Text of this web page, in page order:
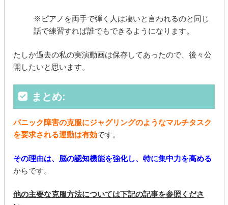
※ピアノを両手で弾く人は凄いと言われるのと同じ
話で練習すれば誰でもできるようになります。
たしか過去の私の実演動画は保存してあったので、後々公
開したいと思います。
まとめ:
パニック障害の克服にジャグリングのようなマルチタスク
を要求される運動は有効です。
その理由は、脳の認知機能を強化し、特に集中力を高める
からです。
他の主要な克服方法については下記の記事を参照くださ